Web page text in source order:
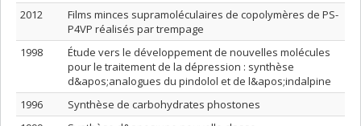
2012
Films minces supramoléculaires de copolymères de PS-
P4VP réalisés par trempage
1998
Étude vers le développement de nouvelles molécules
pour le traitement de la dépression : synthèse
d&apos;analogues du pindolol et de l&apos;indalpine
1996
Synthèse de carbohydrates phostones